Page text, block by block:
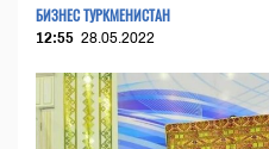
БИЗНЕС ТУРКМЕНИСТАН
12:55 28.05.2022